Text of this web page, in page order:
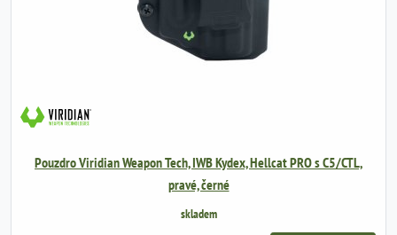
Pouzdro Viridian Weapon Tech, IWB Kydex, Hellcat PRO s C5/CTL,
pravé, černé
skladem